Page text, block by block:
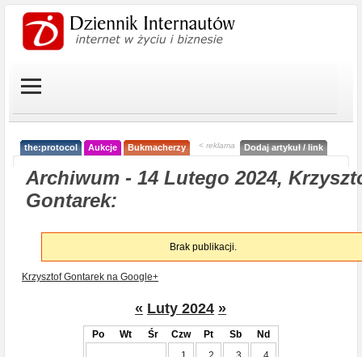
the:protocol Aukcje Bukmacherzy < reklama Dodaj artykuł / link
Archiwum - 14 Lutego 2024,
Gontarek:
Brak publikacji.
Krzysztof Gontarek na Google+
« Luty 2024 »
Po Wt Śr Czw Pt Sb
Nd